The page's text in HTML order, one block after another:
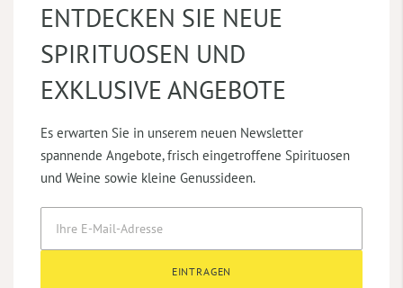
ENTDECKEN SIE NEUE
SPIRITUOSEN UND
EXKLUSIVE ANGEBOTE
Es erwarten Sie in unserem neuen Newsletter
spannende Angebote, frisch eingetroffene Spirituosen
und Weine sowie kleine Genussideen.
EINTRAGEN